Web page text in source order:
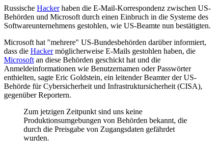
Russische Hackerhaben die E-Mail-Korrespondenz zwischen US-
Behörden und Microsoft durch einen Einbruch in die Systeme des
Softwareunternehmens gestohlen, wie US-Beamte nun bestätigten.
Microsoft hat "mehrere" US-Bundesbehörden darüber informiert,
dass die Hackermöglicherweise E-Mails gestohlen haben, die
Microsoft an diese Behörden geschickt hat und die
Anmeldeinformationen wie Benutzernamen oder Passwörter
enthielten, sagte Eric Goldstein, ein leitender Beamter der US-
Behörde für Cybersicherheit und Infrastruktursicherheit (CISA),
gegenüber Reportern.
Zum jetzigen Zeitpunkt sind uns keine
Produktionsumgebungen von Behörden bekannt, die
durch die Preisgabe von Zugangsdaten gefährdet
wurden.